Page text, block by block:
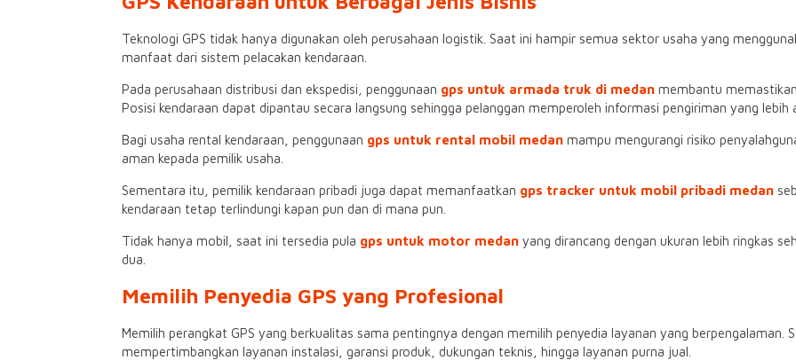
Teknologi GPS tidak hanya digunakan oleh perusahaan logistik. Saat ini hampir semua sektor usaha yang
manfaat dari sistem pelacakan kendaraan.
Pada perusahaan distribusi dan ekspedisi, penggunaan gps untuk armada truk di medan membantu
Posisi kendaraan dapat dipantau secara langsung sehingga pelanggan memperoleh informasi pengiriman yang lebih
Bagi usaha rental kendaraan, penggunaan gps untuk rental mobil medan mampu mengurangi risiko
aman kepada pemilik usaha.
Sementara itu, pemilik kendaraan pribadi juga dapat memanfaatkan gps tracker untuk mobil pribadi medan
kendaraan tetap terlindungi kapan pun dan di mana pun.
Tidak hanya mobil, saat ini tersedia pula gps untuk motor medan yang dirancang dengan ukuran lebih ringkas
dua.
Memilih Penyedia GPS yang Profesional
Memilih perangkat GPS yang berkualitas sama pentingnya dengan memilih penyedia layanan yang berpengalaman.
mempertimbangkan layanan instalasi, garansi produk, dukungan teknis, hingga layanan purna jual.